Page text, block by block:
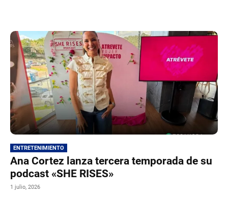
ENTRETENIMIENTO
Ana Cortez lanza tercera temporada de su
podcast «SHE RISES»
1 julio, 2026